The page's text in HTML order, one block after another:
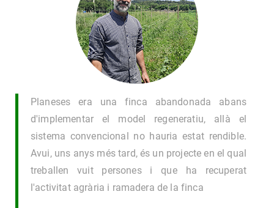
Planeses era una finca abandonada abans
d'implementar el model regeneratiu, allà el
sistema convencional no hauria estat rendible.
Avui, uns anys més tard, és un projecte en el qual
treballen vuit persones i que ha recuperat
l'activitat agrària i ramadera de la finca